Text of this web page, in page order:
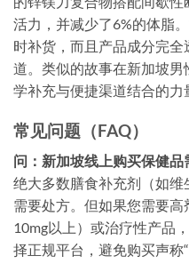
活力，并减少了6%的体脂
时补货，而且产品成分完
道。类似的故事在新加坡
学补充与便捷渠道结合的力
常见问题（FAQ）
问：新加坡线上购买保健品
绝大多数膳食补充剂（如
需要处方。但如果您需要
10mg以上）或治疗性产品
择正规平台，避免购买声称